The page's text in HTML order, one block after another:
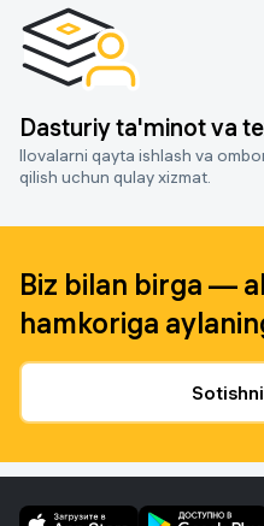
Dasturiy ta'minot va
Ilovalarni qayta ishlash va
qilish uchun qulay xizmat.
Biz bilan birga —
hamkoriga